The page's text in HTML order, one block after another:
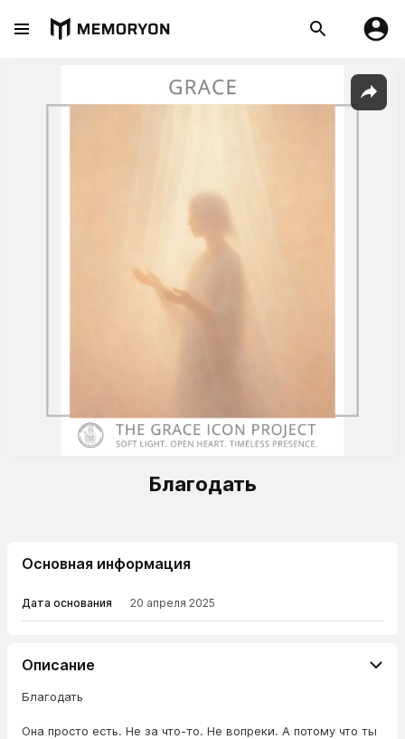
Благодать
Основная информация
Дата основания 20 апреля 2025
Описание
Благодать
Она просто есть. Не за что-то. Не вопреки. А потому что ты